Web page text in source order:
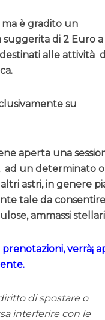
ma è gradito un
di 2 Euro a
alle attività
su
aperta una
ad un determinato
astri, in genere
tale da
ammassi
verrà¡
di spostare o
interferire con le